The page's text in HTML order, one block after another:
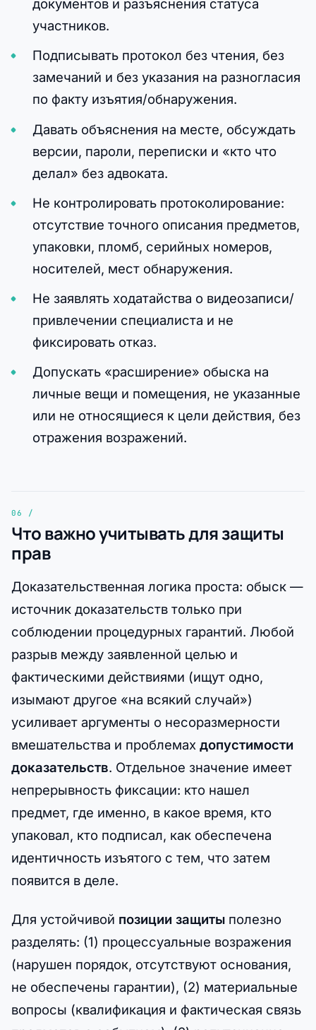
документов и разъяснения статуса
участников.
Подписывать протокол без чтения, без
замечаний и без указания на разногласия
по факту изъятия/обнаружения.
Давать объяснения на месте, обсуждать
версии, пароли, переписки и «кто что
делал» без адвоката.
Не контролировать протоколирование:
отсутствие точного описания предметов,
упаковки, пломб, серийных номеров,
носителей, мест обнаружения.
Не заявлять ходатайства о видеозаписи/
привлечении специалиста и не
фиксировать отказ.
Допускать «расширение» обыска на
личные вещи и помещения, не указанные
или не относящиеся к цели действия, без
отражения возражений.
Что важно учитывать для защиты
прав
Доказательственная логика проста: обыск —
источник доказательств только при
соблюдении процедурных гарантий. Любой
разрыв между заявленной целью и
фактическими действиями (ищут одно,
изымают другое «на всякий случай»)
усиливает аргументы о несоразмерности
вмешательства и проблемах допустимости
доказательств. Отдельное значение имеет
непрерывность фиксации: кто нашел
предмет, где именно, в какое время, кто
упаковал, кто подписал, как обеспечена
идентичность изъятого с тем, что затем
появится в деле.
Для устойчивой позиции защиты полезно
разделять: (1) процессуальные возражения
(нарушен порядок, отсутствуют основания,
не обеспечены гарантии), (2) материальные
вопросы (квалификация и фактическая связь